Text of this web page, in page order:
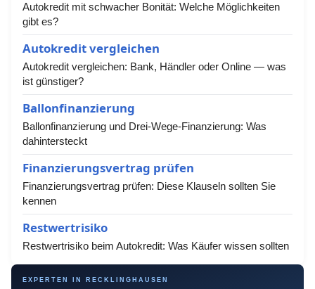
Autokredit mit schwacher Bonität: Welche Möglichkeiten
gibt es?
Autokredit vergleichen
Autokredit vergleichen: Bank, Händler oder Online — was
ist günstiger?
Ballonfinanzierung
Ballonfinanzierung und Drei-Wege-Finanzierung: Was
dahintersteckt
Finanzierungsvertrag prüfen
Finanzierungsvertrag prüfen: Diese Klauseln sollten Sie
kennen
Restwertrisiko
Restwertrisiko beim Autokredit: Was Käufer wissen sollten
EXPERTEN IN RECKLINGHAUSEN